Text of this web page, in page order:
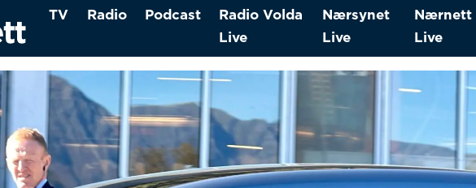
TV Radio Podcast
Radio Volda
Live
Nærsynet
Live
Nærnett
Live